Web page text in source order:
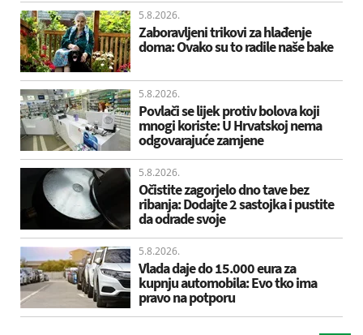
5.8.2026.
Zaboravljeni trikovi za hlađenje
doma: Ovako su to radile naše bake
5.8.2026.
Povlači se lijek protiv bolova koji
mnogi koriste: U Hrvatskoj nema
odgovarajuće zamjene
5.8.2026.
Očistite zagorjelo dno tave bez
ribanja: Dodajte 2 sastojka i pustite
da odrade svoje
5.8.2026.
Vlada daje do 15.000 eura za
kupnju automobila: Evo tko ima
pravo na potporu